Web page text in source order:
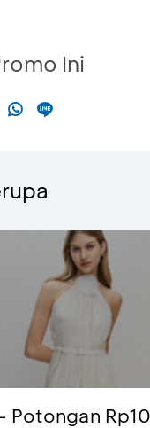
Ini
D’Cost -